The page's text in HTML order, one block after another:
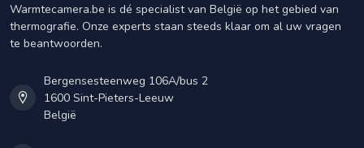
Warmtecamera.be is dé specialist van België op het gebied van
thermografie. Onze experts staan steeds klaar om al uw vragen
te beantwoorden.
Bergensesteenweg 106A/bus 2
1600 Sint-Pieters-Leeuw
België